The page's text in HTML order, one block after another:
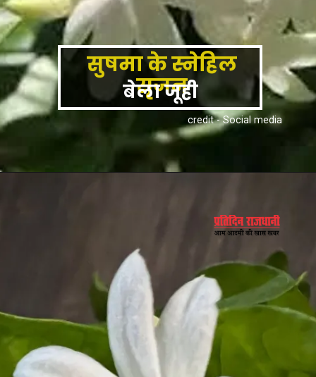
सुषमा के स्नेहिल
सृजन
credit - Social media
बेला जूही